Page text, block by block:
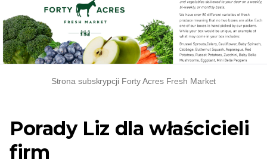
Strona subskrypcji Forty Acres Fresh Market
Porady Liz dla właścicieli
firm